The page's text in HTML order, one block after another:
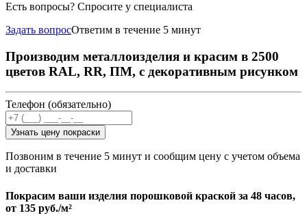
Есть вопросы? Спросите у специалиста
Задать вопросОтветим в течение 5 минут
Производим металлоизделия и красим в 2500
цветов RAL, RR, ПМ, с декоративным рисунком
Телефон (обязательно)
Узнать цену покраски
Позвоним в течение 5 минут и сообщим цену с учетом объема
и доставки
Покрасим ваши изделия порошковой краской за 48 часов,
от 135 руб./м²